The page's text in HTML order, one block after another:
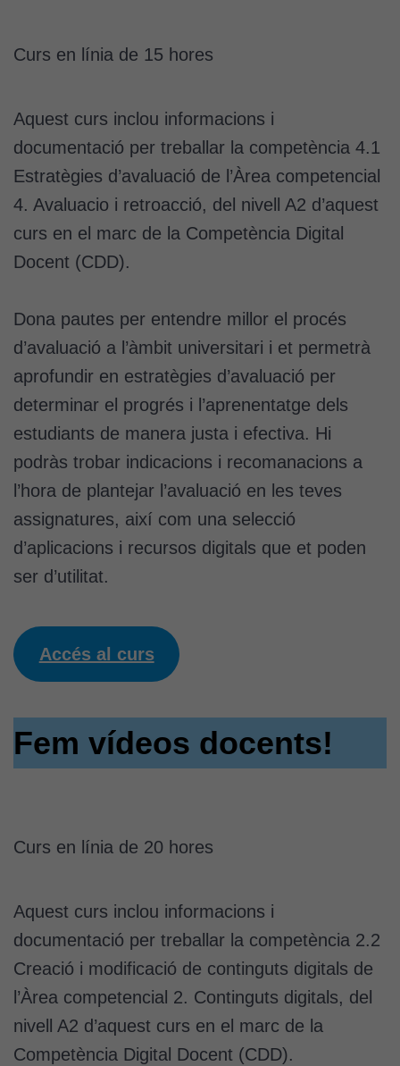
Curs en línia de 15 hores
Aquest curs inclou informacions i
documentació per treballar la competència 4.1
Estratègies d’avaluació de l’Àrea competencial
4. Avaluacio i retroacció, del nivell A2 d’aquest
curs en el marc de la Competència Digital
Docent (CDD).
Dona pautes per entendre millor el procés
d’avaluació a l’àmbit universitari i et permetrà
aprofundir en estratègies d’avaluació per
determinar el progrés i l’aprenentatge dels
estudiants de manera justa i efectiva. Hi
podràs trobar indicacions i recomanacions a
l’hora de plantejar l’avaluació en les teves
assignatures, així com una selecció
d’aplicacions i recursos digitals que et poden
ser d’utilitat.
Accés al curs
Fem vídeos docents!
Curs en línia de 20 hores
Aquest curs inclou informacions i
documentació per treballar la competència 2.2
Creació i modificació de continguts digitals de
l’Àrea competencial 2. Continguts digitals, del
nivell A2 d’aquest curs en el marc de la
Competència Digital Docent (CDD).